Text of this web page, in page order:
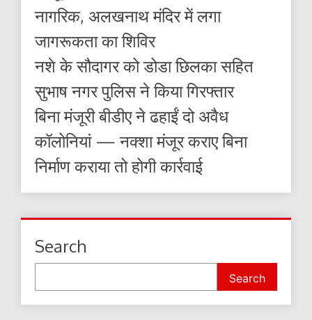
नागरिक, अलखनाथ मंदिर में लगा
जागरूकता का शिविर
नशे के सौदागर को डोडा छिलका सहित
सुभाष नगर पुलिस ने किया गिरफ्तार
बिना मंजूरी बीडीए ने ढहाईं दो अवैध
कॉलोनियां — नक्शा मंजूर कराए बिना
निर्माण कराया तो होगी कार्रवाई
Search
Search